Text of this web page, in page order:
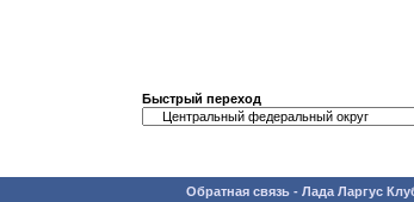
Быстрый переход
Обратная связь - Лада Ларгус